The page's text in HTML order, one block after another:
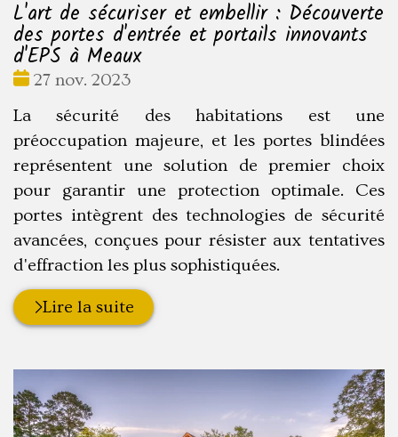
L'art de sécuriser et embellir : Découverte
des portes d'entrée et portails innovants
d'EPS à Meaux
Date
27 nov. 2023
La sécurité des habitations est une
préoccupation majeure, et les portes blindées
représentent une solution de premier choix
pour garantir une protection optimale. Ces
portes intègrent des technologies de sécurité
avancées, conçues pour résister aux tentatives
d'effraction les plus sophistiquées.
Lire la suite